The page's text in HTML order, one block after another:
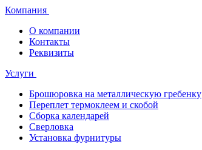
Компания
О компании
Контакты
Реквизиты
Услуги
Брошюровка на металлическую гребенку
Переплет термоклеем и скобой
Сборка календарей
Сверловка
Установка фурнитуры